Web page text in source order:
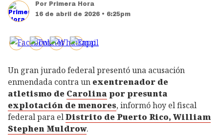
Por Primera Hora
16 de abril de 2026 • 6:25pm
Un gran jurado federal presentó una acusación
enmendada contra un exentrenador de
atletismo de Carolina por presunta
explotación de menores, informó hoy el fiscal
federal para elDistrito de Puerto Rico, William
Stephen Muldrow.